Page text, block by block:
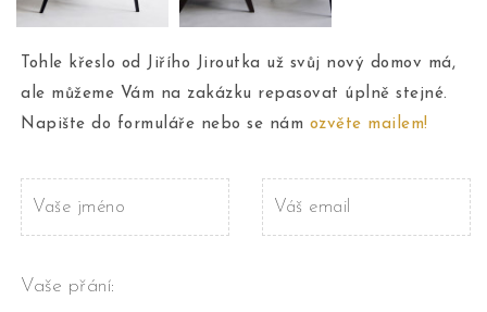
Tohle křeslo od Jiřího Jiroutka už svůj nový domov má,
ale můžeme Vám na zakázku repasovat úplně stejné.
Napište do formuláře nebo se nám ozvěte mailem!
Vaše přání: